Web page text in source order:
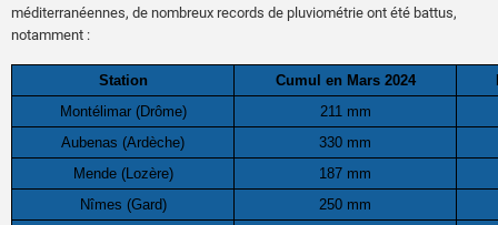
méditerranéennes, de nombreux records de pluviométrie ont été battus,
notamment :
Station Cumul en Mars 2024
Montélimar (Drôme)
211 mm
Aubenas (Ardèche)
330 mm
Mende (Lozère)
187 mm
Nîmes (Gard)
250 mm